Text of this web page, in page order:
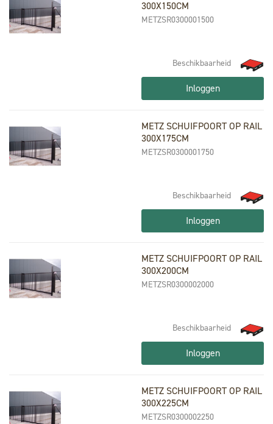
300X150CM
METZSR0300001500
Beschikbaarheid
Inloggen
METZ SCHUIFPOORT OP RAIL
300X175CM
METZSR0300001750
Beschikbaarheid
Inloggen
METZ SCHUIFPOORT OP RAIL
300X200CM
METZSR0300002000
Beschikbaarheid
Inloggen
METZ SCHUIFPOORT OP RAIL
300X225CM
METZSR0300002250